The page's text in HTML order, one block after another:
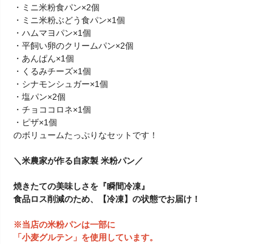
・ミニ米粉食パン×2個
・ミニ米粉ぶどう食パン×1個
・ハムマヨパン×1個
・平飼い卵のクリームパン×2個
・あんぱん×1個
・くるみチーズ×1個
・シナモンシュガー×1個
・塩パン×2個
・チョココロネ×1個
・ピザ×1個
のボリュームたっぷりなセットです！
＼米農家が作る自家製 米粉パン／
焼きたての美味しさを『瞬間冷凍』
食品ロス削減のため、【冷凍】の状態でお届け！
※当店の米粉パンは一部に
「小麦グルテン」を使用しています。